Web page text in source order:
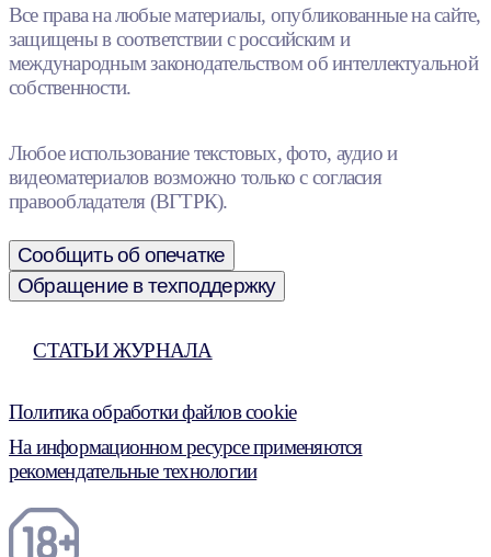
Все права на любые материалы, опубликованные на сайте,
защищены в соответствии с российским и
международным законодательством об интеллектуальной
собственности.
Любое использование текстовых, фото, аудио и
видеоматериалов возможно только с согласия
правообладателя (ВГТРК).
Сообщить об опечатке
Обращение в техподдержку
СТАТЬИ ЖУРНАЛА
Политика обработки файлов cookie
На информационном ресурсе применяются
рекомендательные технологии